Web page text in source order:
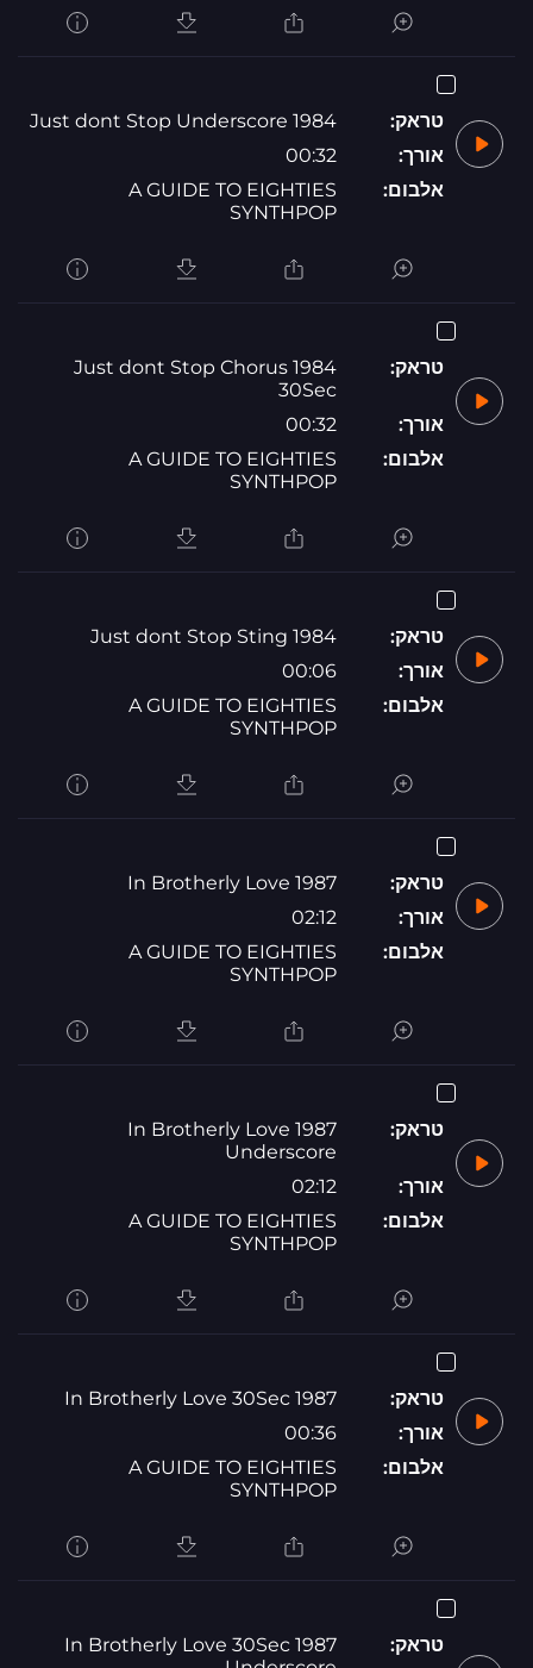
טראק:
1984 Just dont Stop Underscore
אורך:
00:32
אלבום:
A GUIDE TO EIGHTIES
SYNTHPOP
טראק:
1984 Just dont Stop Chorus
30Sec
אורך:
00:32
אלבום:
A GUIDE TO EIGHTIES
SYNTHPOP
טראק:
1984 Just dont Stop Sting
אורך:
00:06
אלבום:
A GUIDE TO EIGHTIES
SYNTHPOP
טראק:
1987 In Brotherly Love
אורך:
02:12
אלבום:
A GUIDE TO EIGHTIES
SYNTHPOP
טראק:
1987 In Brotherly Love
Underscore
אורך:
02:12
אלבום:
A GUIDE TO EIGHTIES
SYNTHPOP
טראק:
1987 In Brotherly Love 30Sec
אורך:
00:36
אלבום:
A GUIDE TO EIGHTIES
SYNTHPOP
טראק:
1987 In Brotherly Love 30Sec